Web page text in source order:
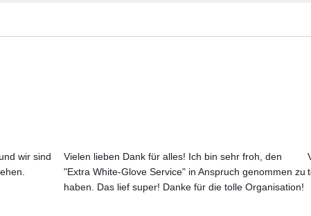
wir sind
Vielen lieben Dank für alles! Ich bin sehr froh, den
"Extra White-Glove Service" in Anspruch genommen zu
haben. Das lief super! Danke für die tolle Organisation!